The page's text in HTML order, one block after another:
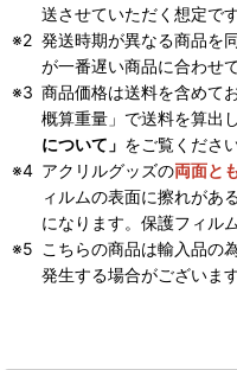
送させていただく想定です
発送時期が異なる商品を
が一番遅い商品に合わせ
商品価格は送料を含めて
概算重量」で送料を算出
について」 をご覧ください
アクリルグッズの両面と
ィルムの表面に擦れがあ
になります。保護フィル
こちらの商品は輸入品の
発生する場合がございま